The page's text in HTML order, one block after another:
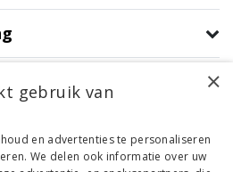
×
gebruik van
en advertenties te personaliseren
We delen ook informatie over uw